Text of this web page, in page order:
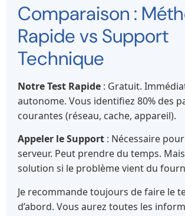
Comparaison :
Rapide vs Support
Technique
Notre Test Rapide : Gratuit.
autonome. Vous identifiez 80% des
courantes (réseau, cache, appareil).
Appeler le Support : Nécessaire
serveur. Peut prendre du temps. Mais
solution si le problème vient du
Je recommande toujours de faire le
d’abord. Vous aurez toutes les